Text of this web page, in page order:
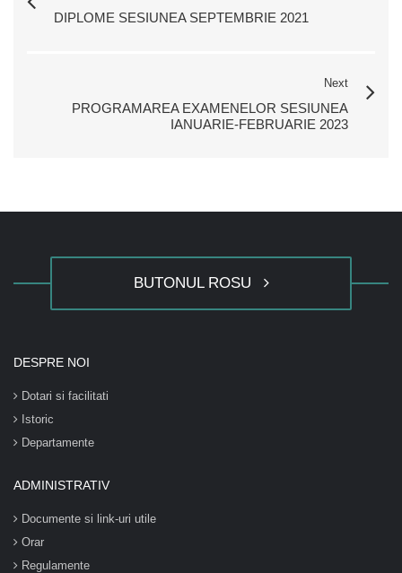
DIPLOME SESIUNEA SEPTEMBRIE 2021
Next
PROGRAMAREA EXAMENELOR SESIUNEA
IANUARIE-FEBRUARIE 2023
BUTONUL ROSU
DESPRE NOI
Dotari si facilitati
Istoric
Departamente
ADMINISTRATIV
Documente si link-uri utile
Orar
Regulamente